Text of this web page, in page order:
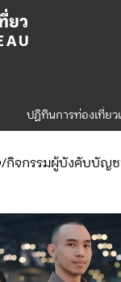
ยว
ปฎิทินการท่องเที่ยว
/กิจกรรมผู้บังคับบัญช
มของกองบังคับการท่